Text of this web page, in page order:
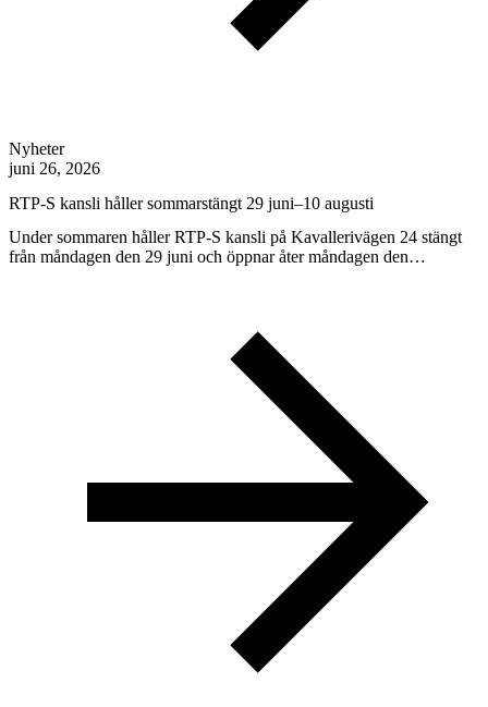
Nyheter
juni 26, 2026
RTP-S kansli håller sommarstängt 29 juni–10 augusti
Under sommaren håller RTP-S kansli på Kavallerivägen 24 stängt
från måndagen den 29 juni och öppnar åter måndagen den…